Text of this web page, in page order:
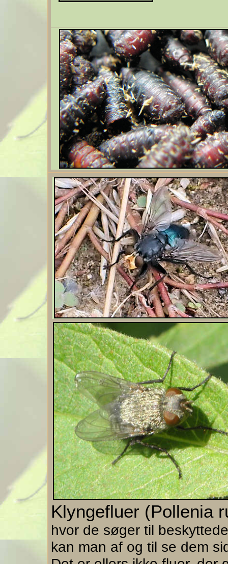
Klyngefluer (Pollenia
hvor de søger til
kan man af og til se dem